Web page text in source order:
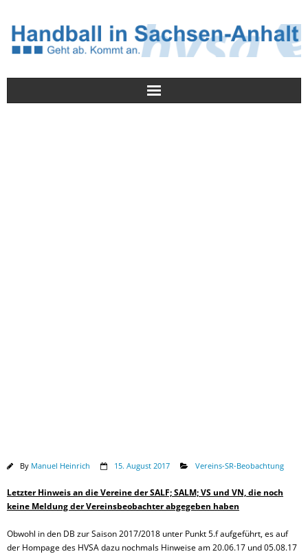
By Manuel Heinrich 15. August 2017 Vereins-SR-Beobachtung
Letzter Hinweis an die Vereine der SALF; SALM; VS und VN, die noch
keine Meldung der Vereinsbeobachter abgegeben haben
Obwohl in den DB zur Saison 2017/2018 unter Punkt 5.f aufgeführt, es auf
der Hompage des HVSA dazu nochmals Hinweise am 20.06.17 und 05.08.17